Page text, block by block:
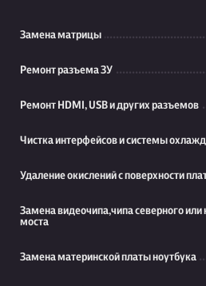
Замена матрицы
Ремонт разъема ЗУ
Ремонт HDMI, USB и других разъемов
Чистка интерфейсов и системы
Удаление окислений с поверхности
Замена видеочипа,чипа северного
моста
Замена материнской платы ноутбука